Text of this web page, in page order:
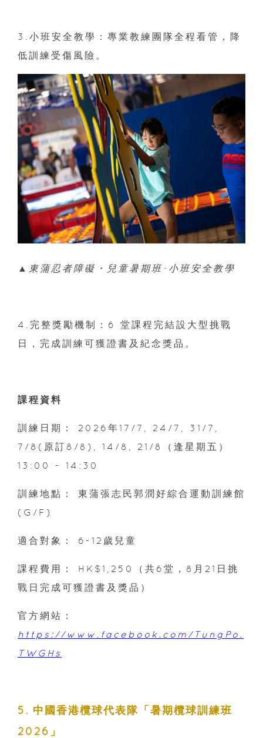
3.小班安全教學：專業教練團隊全程看管，降
低訓練受傷風險。
▲東蒲忍者障礙・兒童暑期班-小班安全教學
4.完整獎勵機制：6 堂課程完結設大型挑戰
日，完成訓練可獲證書及紀念獎品。
課程資料
訓練日期： 2026年17/7, 24/7, 31/7,
7/8(原訂8/8), 14/8, 21/8（逢星期五）
13:00 - 14:30
訓練地點： 東蒲張志民郭潤好綜合運動訓練館
(G/F)
適合對象： 6-12歲兒童
課程費用： HK$1,250（共6堂，8月21日挑
戰日完成可獲證書及獎品）
官方網站：
https://www.facebook.com/TungPo.
TWGHs
5. 中國香港欖球代表隊「暑期欖球訓練班
2026」